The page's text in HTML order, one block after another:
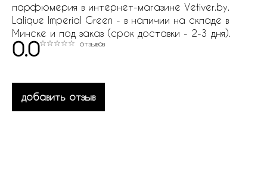
парфюмерия в интернет-магазине Vetiver.by.
Lalique Imperial Green - в наличии на складе в
Минске и под заказ (срок доставки - 2-3 дня).
0.0 отзывов
добавить отзыв